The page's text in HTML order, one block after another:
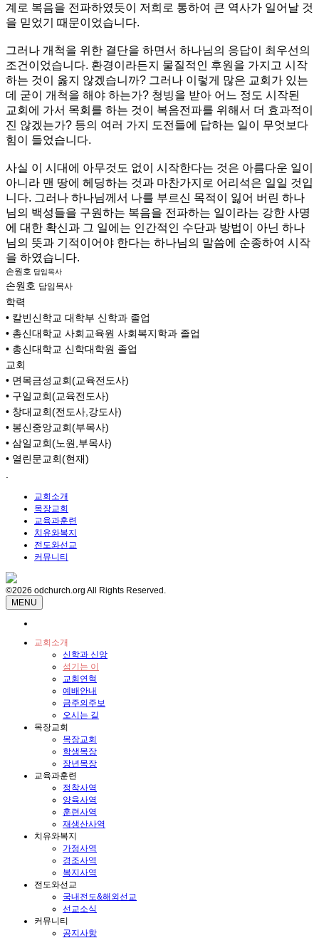
계로 복음을 전파하였듯이 저희로 통하여 큰 역사가 일어날 것
을 믿었기 때문이었습니다.
그러나 개척을 위한 결단을 하면서 하나님의 응답이 최우선의
조건이었습니다. 환경이라든지 물질적인 후원을 가지고 시작
하는 것이 옳지 않겠습니까? 그러나 이렇게 많은 교회가 있는
데 굳이 개척을 해야 하는가? 청빙을 받아 어느 정도 시작된
교회에 가서 목회를 하는 것이 복음전파를 위해서 더 효과적이
진 않겠는가? 등의 여러 가지 도전들에 답하는 일이 무엇보다
힘이 들었습니다.
사실 이 시대에 아무것도 없이 시작한다는 것은 아름다운 일이
아니라 맨 땅에 헤딩하는 것과 마찬가지로 어리석은 일일 것입
니다. 그러나 하나님께서 나를 부르신 목적이 잃어 버린 하나
님의 백성들을 구원하는 복음을 전파하는 일이라는 강한 사명
에 대한 확신과 그 일에는 인간적인 수단과 방법이 아닌 하나
님의 뜻과 기적이어야 한다는 하나님의 말씀에 순종하여 시작
을 하였습니다.
손원호 담임목사
손원호 담임목사
학력
• 칼빈신학교 대학부 신학과 졸업
• 총신대학교 사회교육원 사회복지학과 졸업
• 총신대학교 신학대학원 졸업
교회
• 면목금성교회(교육전도사)
• 구일교회(교육전도사)
• 창대교회(전도사,강도사)
• 봉신중앙교회(부목사)
• 삼일교회(노원,부목사)
• 열린문교회(현재)
교회소개
목장교회
교육과훈련
치유와복지
전도와선교
커뮤니티
©2026 odchurch.org All Rights Reserved.
MENU
교회소개
신학과 신앙
섬기는 이
교회연혁
예배안내
금주의주보
오시는 길
목장교회
목장교회
학생목장
장년목장
교육과훈련
정착사역
양육사역
훈련사역
재생산사역
치유와복지
가정사역
경조사역
복지사역
전도와선교
국내전도&해외선교
선교소식
커뮤니티
공지사항